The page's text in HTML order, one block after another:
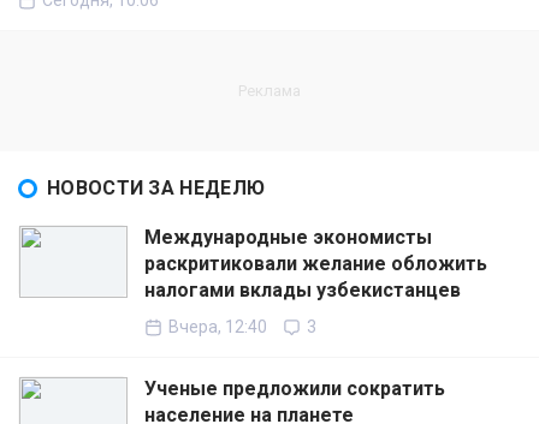
НОВОСТИ ЗА НЕДЕЛЮ
Международные экономисты
раскритиковали желание обложить
налогами вклады узбекистанцев
Вчера, 12:40 3
Ученые предложили сократить
население на планете